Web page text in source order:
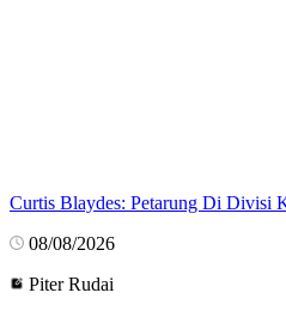
Curtis Blaydes: Petarung Di Divisi
08/08/2026
Piter Rudai